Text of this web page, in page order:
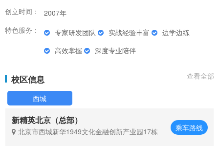
创立时间：
2007年
特色服务：
专家研发团队 实战经验丰富
边学边练
高效掌握
深度专业陪伴
校区信息 查看全部
西城
新精英北京（总部）
北京市西城新华1949文化金融创新产业园17栋 乘车路线